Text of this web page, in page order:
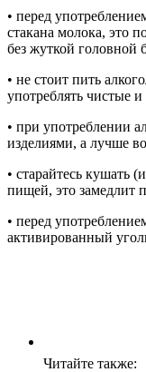
• перед
стакана молока, это
без жуткой головной
• не стоит пить
употреблять чистые
• при употреблении
изделиями, а лучше
• старайтесь кушать
пищей, это замедлит
• перед
активированный
Читайте также: